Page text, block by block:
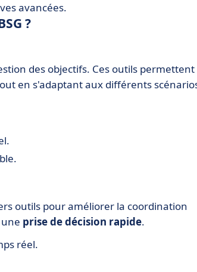
avancées.
?
des objectifs. Ces outils permettent
en s'adaptant aux différents
outils pour améliorer la coordination
prise de décision rapide.
réel.